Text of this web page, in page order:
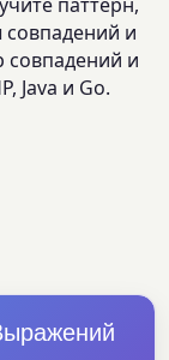
и
совпадений и
Java и Go.